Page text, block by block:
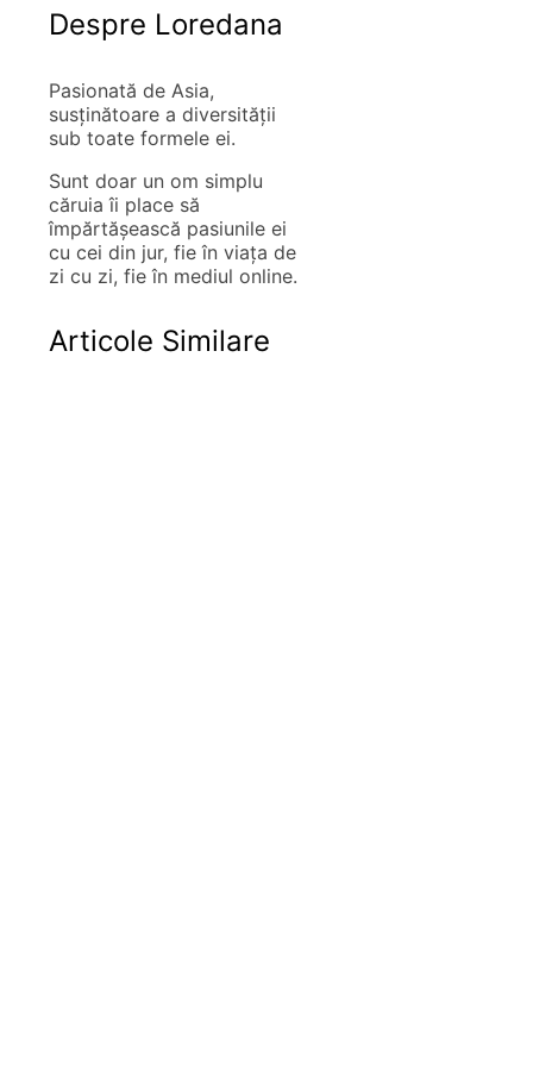
Despre Loredana
Pasionată de Asia,
susţinătoare a diversităţii
sub toate formele ei.
Sunt doar un om simplu
căruia îi place să
împărtăşească pasiunile ei
cu cei din jur, fie în viaţa de
zi cu zi, fie în mediul online.
Articole Similare